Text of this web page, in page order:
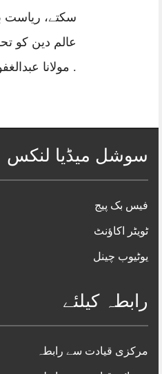
سکتے، ریاست
عالم دین کو
. مولانا
سوشل میڈیا لنکس
فیس بک پیج
ٹویٹر اکاؤنٹ
یوٹیوب چینل
رابطہ کیلئے
مرکزی قیادت سے رابطہ